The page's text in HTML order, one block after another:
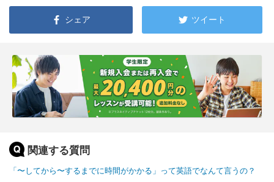
シェア ツイート
関連する質問
「〜してから〜するまでに時間がかかる」って英語でなんて言うの？